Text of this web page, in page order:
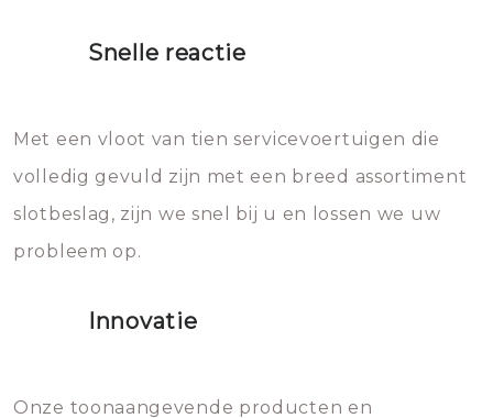
eroverheen hebt gegooid weer
bevriezen.
Sloten bestaan uit talloze kleine
die relatief gemakkelijk te
beschadigen zijn. In veel
gevallen zult u schade aan de
sloten veroorzaken, waardoor
geheel vervangen moet worden.
mee, die u gemakkelijk kunt
Snelle reactie
Met een vloot van tien servicevoertuigen die
volledig gevuld zijn met een breed assortiment
slotbeslag, zijn we snel bij u en lossen we uw
probleem op.
Innovatie
Onze toonaangevende producten en